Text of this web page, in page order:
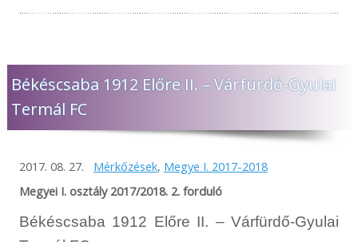
Békéscsaba 1912 Előre II. – Várfürdő-Gyulai
Termál FC
2017. 08. 27. Mérkőzések, Megye I. 2017-2018
Megyei I. osztály 2017/2018. 2. forduló
Békéscsaba 1912 Előre II. – Várfürdő-Gyulai